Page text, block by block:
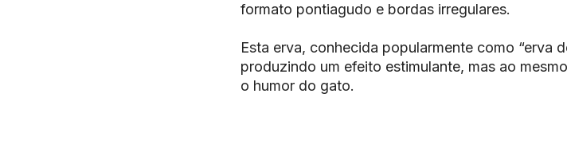
formato pontiagudo e bordas irregulares.
Esta erva, conhecida popularmente como “erva
produzindo um efeito estimulante, mas ao
o humor do gato.